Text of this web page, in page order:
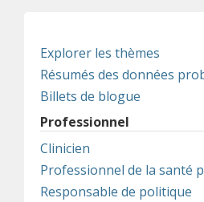
Explorer les thèmes
Résumés des données
Billets de blogue
Professionnel
Clinicien
Professionnel de la santé
Responsable de politique